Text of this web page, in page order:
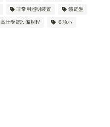
非常用照明装置 饋電盤
高圧受電設備規程 ６項ハ